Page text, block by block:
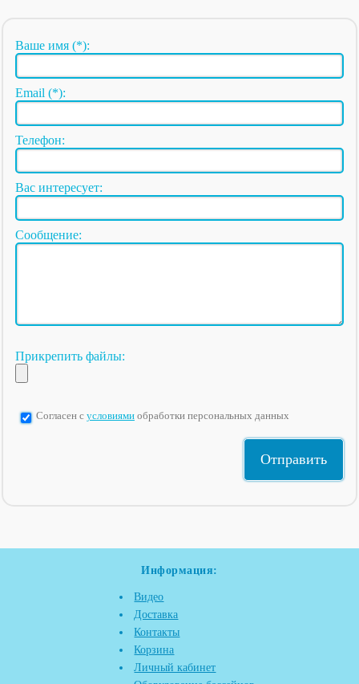
Ваше имя (*):
Email (*):
Телефон:
Вас интересует:
Сообщение:
Прикрепить файлы:
Согласен с условиями обработки персональных данных
Информация:
Видео
Доставка
Контакты
Корзина
Личный кабинет